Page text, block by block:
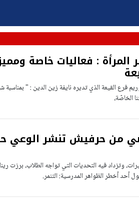
: فعاليات خاصة
فرع القيعة الذي تديره نايفة زين الدين : " بمناسبة
الخاصّة،
من حرفيش تنشر الوعي
وتزداد فيه التحديات التي تواجه الطلاب،
أحد أخطر الظواهر المدرسية: التنمر.